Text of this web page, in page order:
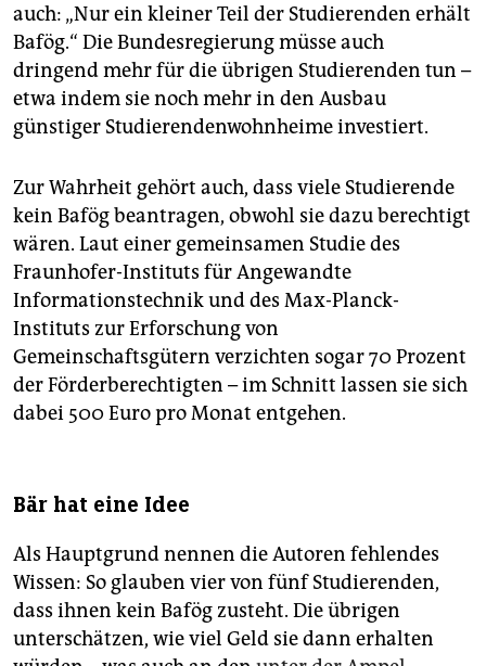
auch: „Nur ein kleiner Teil der Studierenden erhält
Bafög.“ Die Bundesregierung müsse auch
dringend mehr für die übrigen Studierenden tun –
etwa indem sie noch mehr in den Ausbau
günstiger Studierendenwohnheime investiert.
Zur Wahrheit gehört auch, dass viele Studierende
kein Bafög beantragen, obwohl sie dazu berechtigt
wären. Laut einer gemeinsamen Studie des
Fraunhofer-Instituts für Angewandte
Informationstechnik und des Max-Planck-
Instituts zur Erforschung von
Gemeinschaftsgütern verzichten sogar 70 Prozent
der Förderberechtigten – im Schnitt lassen sie sich
dabei 500 Euro pro Monat entgehen.
Bär hat eine Idee
Als Hauptgrund nennen die Autoren fehlendes
Wissen: So glauben vier von fünf Studierenden,
dass ihnen kein Bafög zusteht. Die übrigen
unterschätzen, wie viel Geld sie dann erhalten